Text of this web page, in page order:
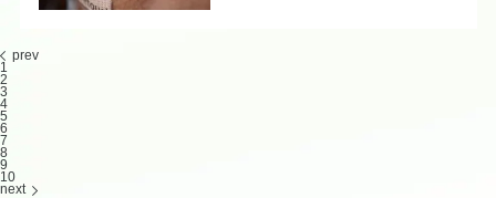
prev
1
2
3
4
5
6
7
8
9
10
next